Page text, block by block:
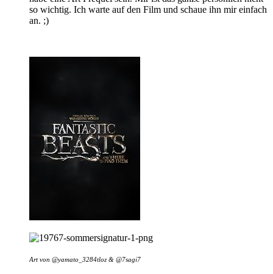
so wichtig. Ich warte auf den Film und schaue ihn mir einfach
an. ;)
Art von @yamato_3284tloz & @7sagi7